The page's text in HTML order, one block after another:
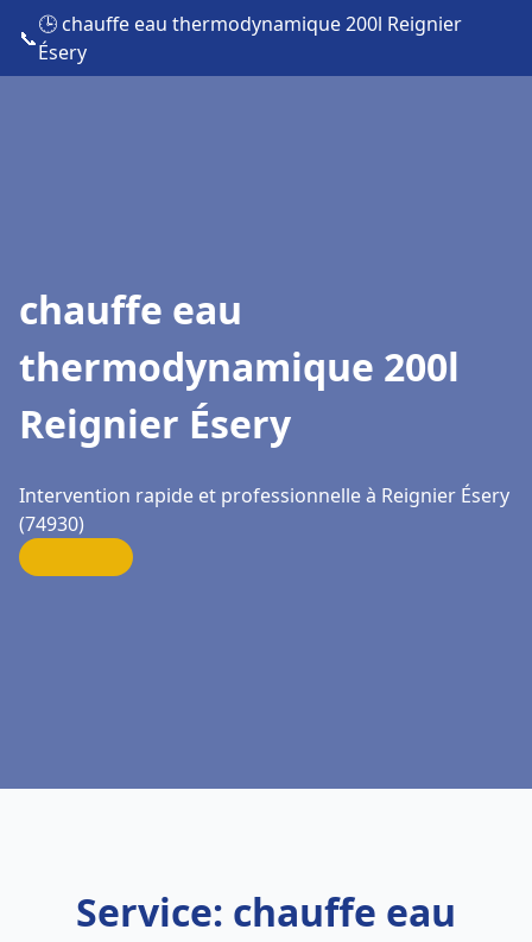
📞
🕒 chauffe eau thermodynamique 200l Reignier
Ésery
chauffe eau
thermodynamique 200l
Reignier Ésery
Intervention rapide et professionnelle à Reignier Ésery
(74930)
Service: chauffe eau